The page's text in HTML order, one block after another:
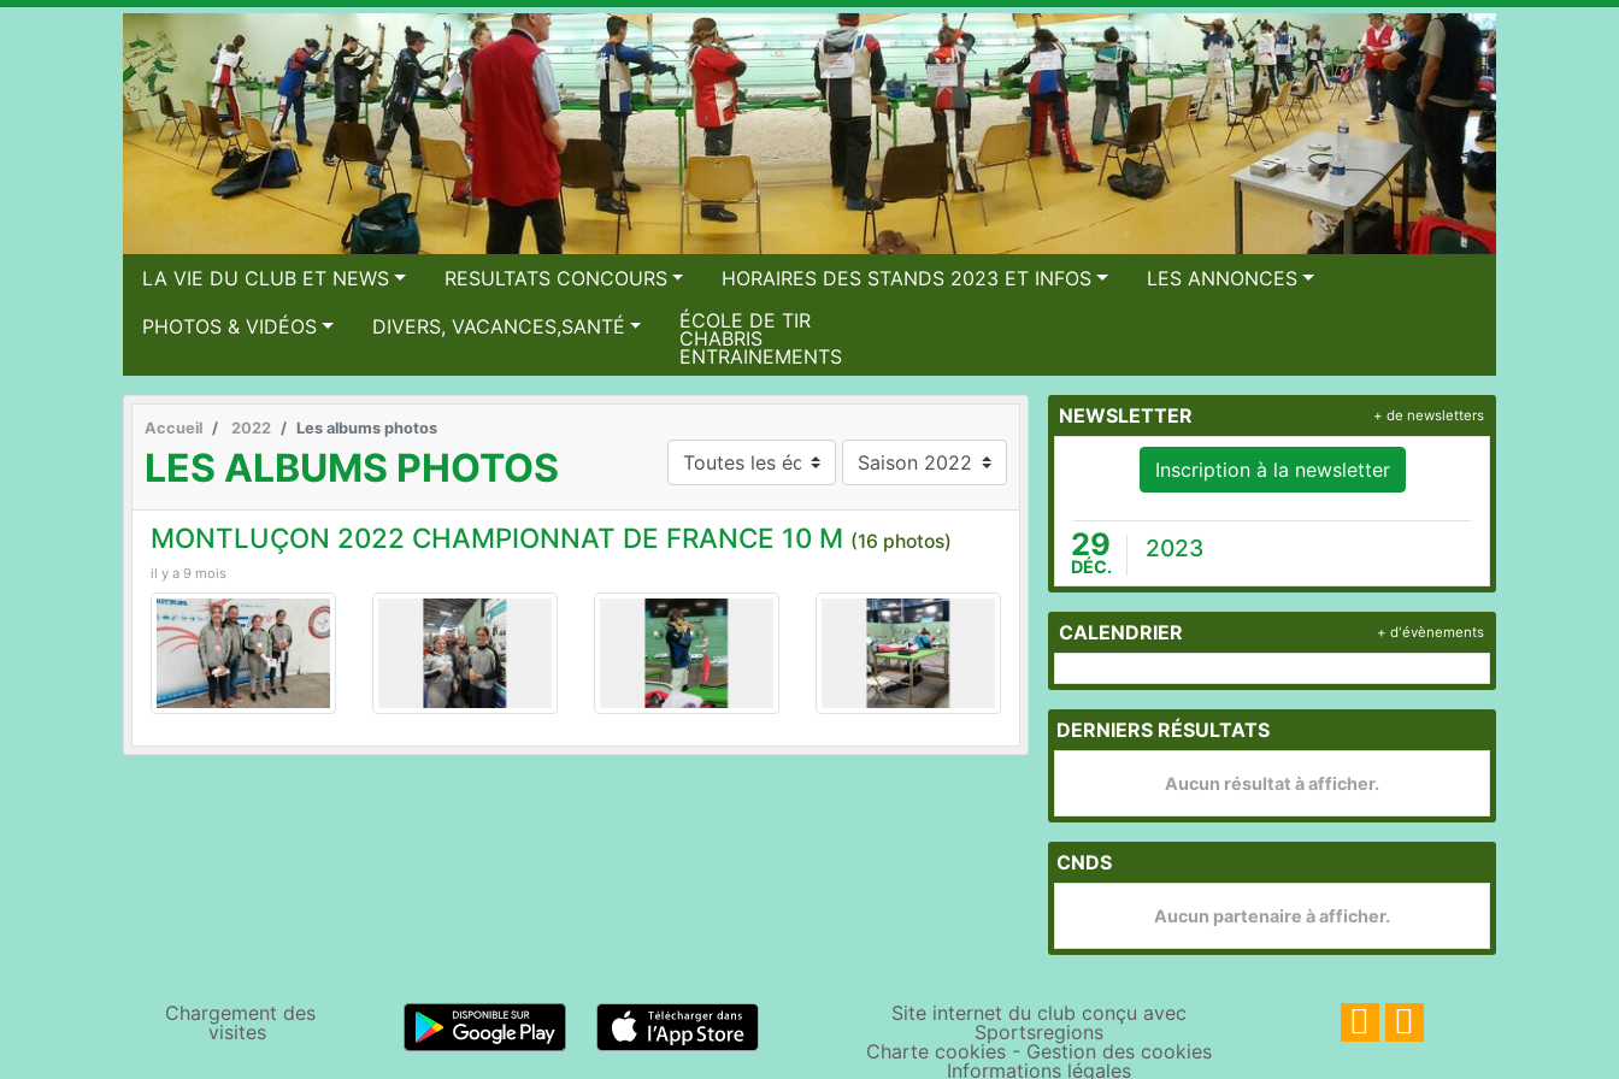
LA VIE DU CLUB ET NEWS RESULTATS CONCOURS HORAIRES DES STANDS 2023 ET INFOS
LES ANNONCES
PHOTOS & VIDÉOS
DIVERS, VACANCES,SANTÉ ÉCOLE DE TIR
CHABRIS
ENTRAINEMENTS
Accueil 2022 Les albums photos
LES ALBUMS PHOTOS
MONTLUÇON 2022 CHAMPIONNAT DE FRANCE 10 M (16 photos)
il y a 9 mois
NEWSLETTER
Inscription à la newsletter
29
DÉC.
2023
+ de newsletters
CALENDRIER + d'évènements
DERNIERS RÉSULTATS
Aucun résultat à afficher.
CNDS
Aucun partenaire à afficher.
Chargement des
visites
Site internet du club conçu avec
Sportsregions
Charte cookies- Gestion des cookies
Informations légales